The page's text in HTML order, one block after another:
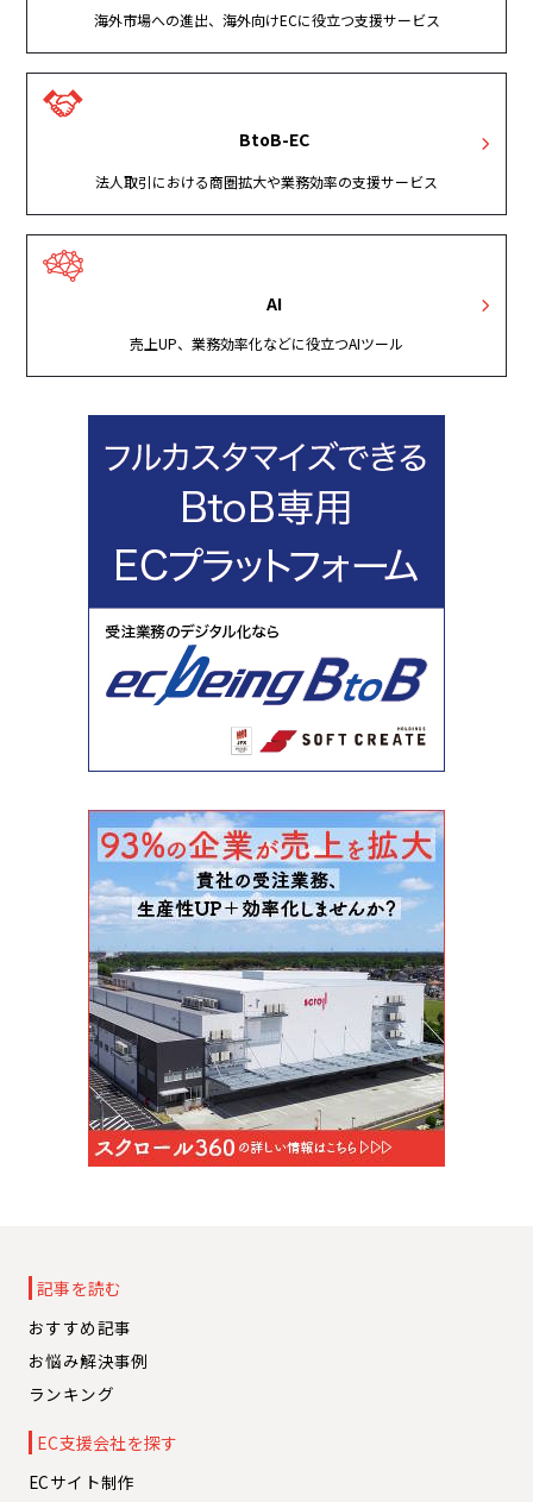
海外市場への進出、海外向けECに役立つ支援サービス
BtoB-EC
法人取引における商圏拡大や業務効率の支援サービス
AI
売上UP、業務効率化などに役立つAIツール
記事を読む
おすすめ記事
お悩み解決事例
ランキング
EC支援会社を探す
ECサイト制作